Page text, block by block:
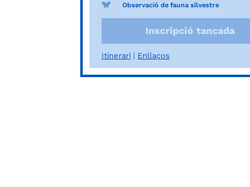
Observació de fauna silvestre
Inscripció tancada
Itinerari Enllaços